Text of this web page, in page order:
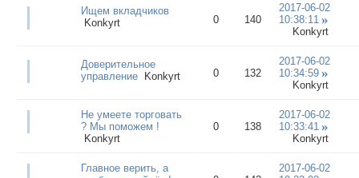
Ищем вкладчиков
Konkyrt
0 140
2017-06-02
10:38:11
Konkyrt
Доверительное
управление
Konkyrt 0 132
2017-06-02
10:34:59
Konkyrt
Не умеете торговать
? Мы поможем !
Konkyrt
0 138
2017-06-02
10:33:41
Konkyrt
Главное верить, а
2017-06-02